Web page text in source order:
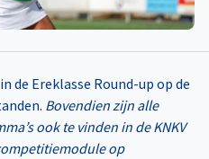
de Ereklasse Round-up op de
Bovendien zijn alle
ook te vinden in de KNKV
op